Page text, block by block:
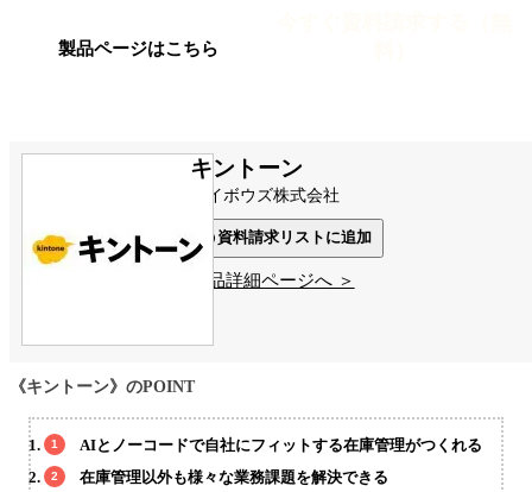
製品ページはこちら
キントーン
サイボウズ株式会社
資料請求リストに追加
製品詳細ページへ ＞
《キントーン》のPOINT
AIとノーコードで自社にフィットする在庫管理がつくれる
在庫管理以外も様々な業務課題を解決できる